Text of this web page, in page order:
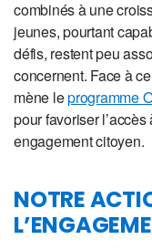
combinés à une
jeunes, pourtant
défis, restent peu
concernent. Face à
mène leprogramme
pour favoriser
engagement citoyen.
NOTRE